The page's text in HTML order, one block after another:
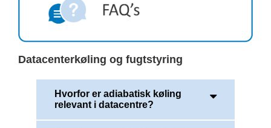
Datacenterkøling og fugtstyring
Hvorfor er adiabatisk køling
relevant i datacentre?